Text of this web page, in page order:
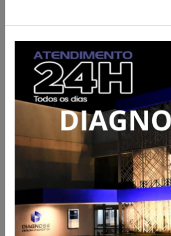
Vereadores de Ceres
pedidos de
cobram ações do
Acesse para mais
Publicado em 06/08/2026 às 17:41